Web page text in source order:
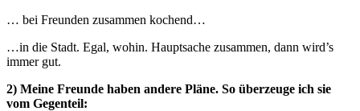
… bei Freunden zusammen kochend…
…in die Stadt. Egal, wohin. Hauptsache zusammen, dann wird’s
immer gut.
2) Meine Freunde haben andere Pläne. So überzeuge ich sie
vom Gegenteil: